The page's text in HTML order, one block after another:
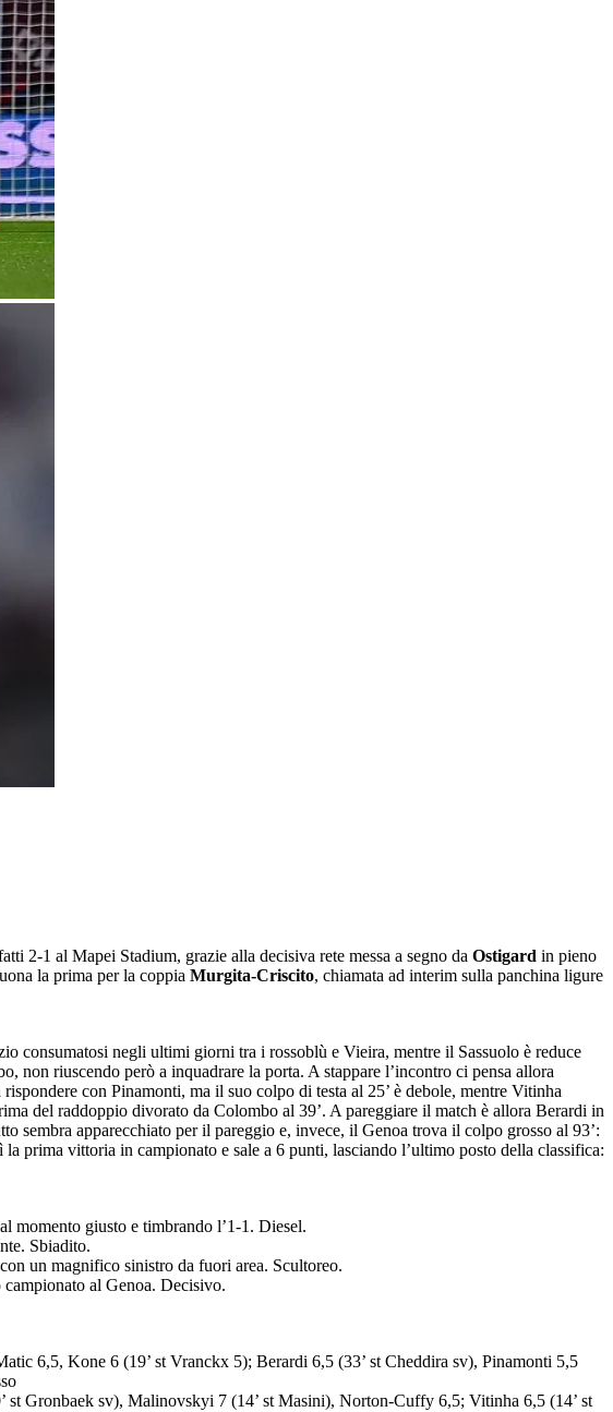
2-1 al Mapei Stadium, grazie alla decisiva rete messa a segno da Ostigard in pieno
la prima per la coppia Murgita-Criscito, chiamata ad interim sulla panchina ligure
consumatosi negli ultimi giorni tra i rossoblù e Vieira, mentre il Sassuolo è reduce
non riuscendo però a inquadrare la porta. A stappare l’incontro ci pensa allora
con Pinamonti, ma il suo colpo di testa al 25’ è debole, mentre Vitinha
del raddoppio divorato da Colombo al 39’. A pareggiare il match è allora Berardi in
sembra apparecchiato per il pareggio e, invece, il Genoa trova il colpo grosso al 93’:
vittoria in campionato e sale a 6 punti, lasciando l’ultimo posto della classifica:
momento giusto e timbrando l’1-1. Diesel.
Sbiadito.
un magnifico sinistro da fuori area. Scultoreo.
al Genoa. Decisivo.
6,5, Kone 6 (19’ st Vranckx 5); Berardi 6,5 (33’ st Cheddira sv), Pinamonti 5,5
Gronbaek sv), Malinovskyi 7 (14’ st Masini), Norton-Cuffy 6,5; Vitinha 6,5 (14’ st